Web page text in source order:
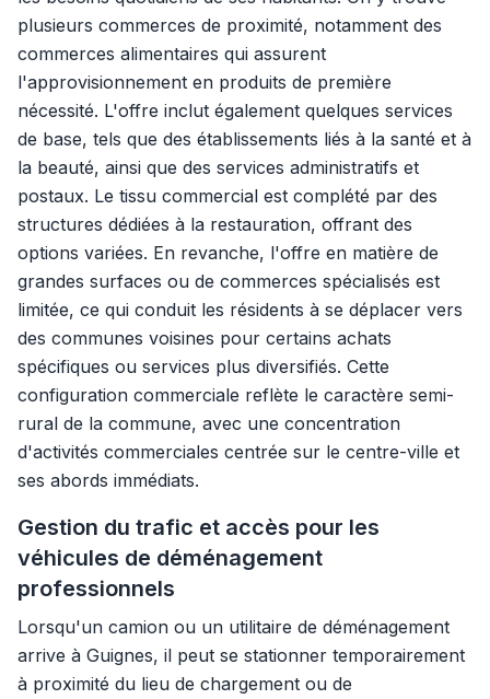
plusieurs commerces de proximité, notamment des
commerces alimentaires qui assurent
l'approvisionnement en produits de première
nécessité. L'offre inclut également quelques services
de base, tels que des établissements liés à la santé et à
la beauté, ainsi que des services administratifs et
postaux. Le tissu commercial est complété par des
structures dédiées à la restauration, offrant des
options variées. En revanche, l'offre en matière de
grandes surfaces ou de commerces spécialisés est
limitée, ce qui conduit les résidents à se déplacer vers
des communes voisines pour certains achats
spécifiques ou services plus diversifiés. Cette
configuration commerciale reflète le caractère semi-
rural de la commune, avec une concentration
d'activités commerciales centrée sur le centre-ville et
ses abords immédiats.
Gestion du trafic et accès pour les
véhicules de déménagement
professionnels
Lorsqu'un camion ou un utilitaire de déménagement
arrive à Guignes, il peut se stationner temporairement
à proximité du lieu de chargement ou de